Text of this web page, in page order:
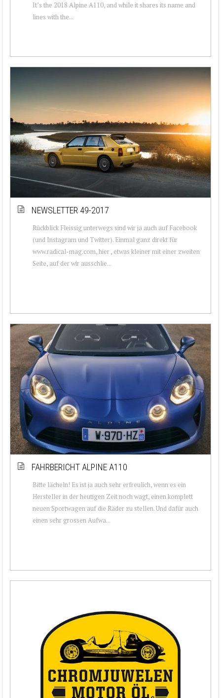
It’s the 2018 Alpine A110, and while it shares its name and
lines with the...
NEWSLETTER 49-2017
Rückblick Fleissig unterwegs sind wir ja auch auf Facebook
(und Instagram und Twitter). Einmal ganz direkt für
www.radical-mag.com, hier , etwas kleiner mit einer zweiten
Seite, auf der wir ausschlie...
FAHRBERICHT ALPINE A110
Bitte lächeln! Es ist ja auch sehr erfreulich, wenn es ein
Hersteller in der heutigen Zeit noch wagt, einen komplett
neuen Sportwagen auf die Räder zu stellen. Und dafür auch
einen sehr grossen Aufwa...